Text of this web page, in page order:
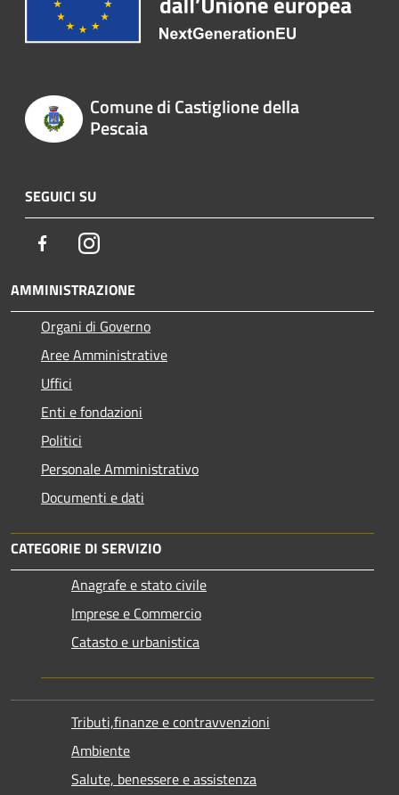
Comune di Castiglione della
Pescaia
SEGUICI SU
FacebookInstagram
AMMINISTRAZIONE
Organi di Governo
Aree Amministrative
Uffici
Enti e fondazioni
Politici
Personale Amministrativo
Documenti e dati
CATEGORIE DI SERVIZIO
Anagrafe e stato civile
Imprese e Commercio
Catasto e urbanistica
Tributi,finanze e contravvenzioni
Ambiente
Salute, benessere e assistenza